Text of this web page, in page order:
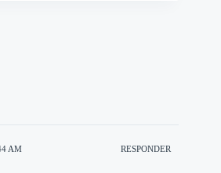
AM RESPONDER